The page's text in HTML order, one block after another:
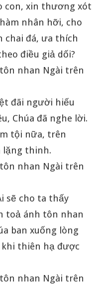
con, xin thương xót
nhân hỡi, cho
chai đá, ưa thích
điều giả dối?
nhan Ngài trên
đãi người hiếu
Chúa đã nghe lời.
tội nữa, trên
lặng thinh.
nhan Ngài trên
sẽ cho ta thấy
toả ánh tôn nhan
ban xuống lòng
thiên hạ được
nhan Ngài trên